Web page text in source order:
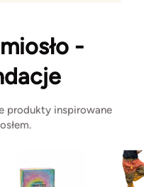
-
produkty inspirowane